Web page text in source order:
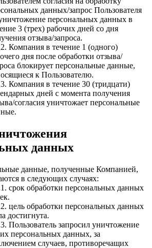
данных/запрос Пользователя
персональных данных в
3 (трех) рабочих дней со дня
отзыва/запроса.
Компания в течение 1 (одного)
дня после обработки отзыва/
блокирует персональные данные,
к Пользователю.
Компания в течение 30 (тридцати)
дней с момента получения
согласия уничтожает персональные
данных
данные, полученные Компанией,
в следующих случаях:
срок обработки персональных данных
цель обработки персональных данных
достигнута.
Пользователь запросил уничтожение
персональных данных, за
случаев, противоречащих